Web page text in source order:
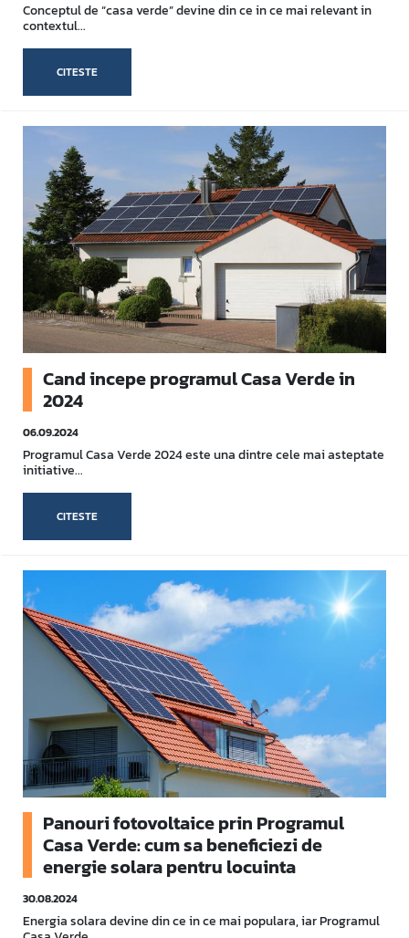
Conceptul de “casa verde” devine din ce in ce mai relevant in
contextul...
CITESTE
Cand incepe programul Casa Verde in
2024
06.09.2024
Programul Casa Verde 2024 este una dintre cele mai asteptate
initiative...
CITESTE
Panouri fotovoltaice prin Programul
Casa Verde: cum sa beneficiezi de
energie solara pentru locuinta
30.08.2024
Energia solara devine din ce in ce mai populara, iar Programul